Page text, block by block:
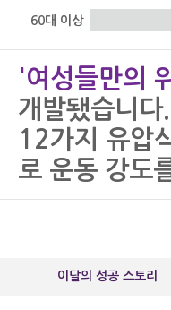
60대 이상
'여성들만의
개발됐습니다.
12가지 유압
로 운동 강도
이달의 성공 스토리